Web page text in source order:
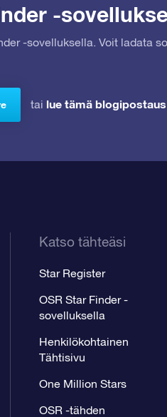
-
-sovelluksella. Voit ladata
tai lue tämä blogipostaus
Katso tähteäsi
Star Register
OSR Star Finder -
sovelluksella
Henkilökohtainen
Tähtisivu
One Million Stars
OSR -tähden